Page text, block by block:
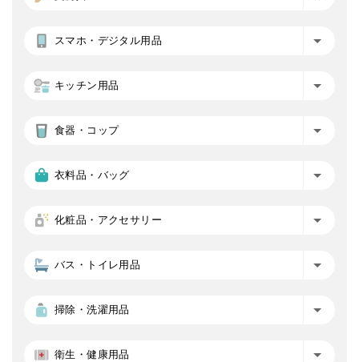
スマホ・デジタル用品
キッチン用品
食器・コップ
衣料品・バッグ
化粧品・アクセサリー
バス・トイレ用品
掃除・洗濯用品
衛生・健康用品